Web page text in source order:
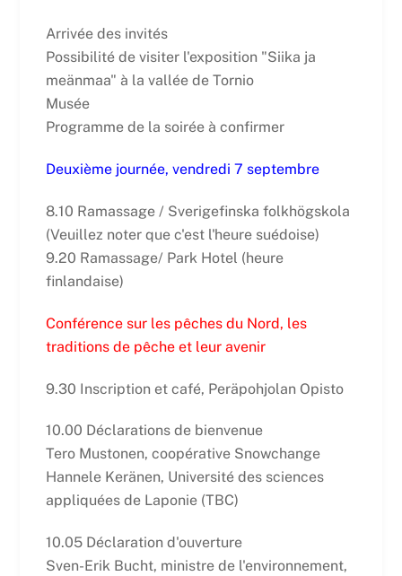
Arrivée des invités
Possibilité de visiter l'exposition "Siika ja
meänmaa" à la vallée de Tornio
Musée
Programme de la soirée à confirmer
Deuxième journée, vendredi 7 septembre
8.10 Ramassage / Sverigefinska folkhögskola
(Veuillez noter que c'est l'heure suédoise)
9.20 Ramassage/ Park Hotel (heure
finlandaise)
Conférence sur les pêches du Nord, les
traditions de pêche et leur avenir
9.30 Inscription et café, Peräpohjolan Opisto
10.00 Déclarations de bienvenue
Tero Mustonen, coopérative Snowchange
Hannele Keränen, Université des sciences
appliquées de Laponie (TBC)
10.05 Déclaration d'ouverture
Sven-Erik Bucht, ministre de l'environnement,